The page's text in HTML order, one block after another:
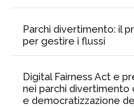
Parchi divertimento: il
per gestire i flussi
Digital Fairness Act e
nei parchi divertimento
e democratizzazione